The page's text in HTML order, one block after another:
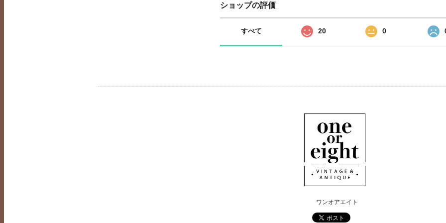
ショップの評価
すべて 20 0
ワンオアエイト